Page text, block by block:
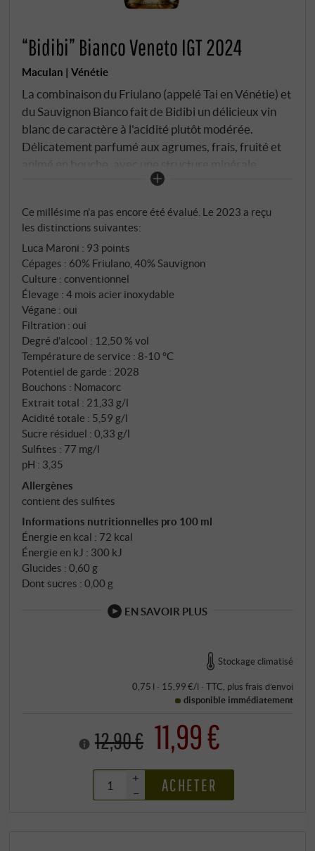
“Bidibi” Bianco Veneto IGT 2024
Maculan | Vénétie
La combinaison du Friulano (appelé Tai en Vénétie) et
du Sauvignon Bianco fait de Bidibi un délicieux vin
blanc de caractère à l'acidité plutôt modérée.
Délicatement parfumé aux agrumes, frais, fruité et
animé en bouche, avec une structure minérale
discrète qui confère au vin une légèreté estivale en
SUPERIORE.DE
Ce millésime n’a pas encore été évalué. Le 2023 a reçu
les distinctions suivantes:
Luca Maroni : 93 points
Cépages : 60% Friulano, 40% Sauvignon
Culture : conventionnel
Élevage : 4 mois acier inoxydable
Végane : oui
Filtration : oui
Degré d'alcool : 12,50 % vol
Température de service : 8‑10 °C
Potentiel de garde : 2028
Bouchons : Nomacorc
Extrait total : 21,33 g/l
Acidité totale : 5,59 g/l
Sucre résiduel : 0,33 g/l
Sulfites : 77 mg/l
pH : 3,35
Allergènes
contient des sulfites
Informations nutritionnelles pro 100 ml
Énergie en kcal : 72 kcal
Énergie en kJ : 300 kJ
Glucides : 0,60 g
Dont sucres : 0,00 g
EN SAVOIR PLUS
Stockage climatisé
0,75 l · 15,99 €/l · TTC, plus frais d’envoi
disponible immédiatement
12,90 € 11,99 €
+
–
ACHETER